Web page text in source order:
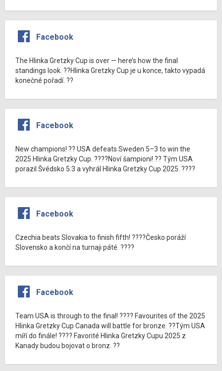
Facebook
The Hlinka Gretzky Cup is over — here’s how the final
standings look. ??Hlinka Gretzky Cup je u konce, takto vypadá
konečné pořadí. ??
Facebook
New champions! ?? USA defeats Sweden 5–3 to win the
2025 Hlinka Gretzky Cup. ????Noví šampioni! ?? Tým USA
porazil Švédsko 5:3 a vyhrál Hlinka Gretzky Cup 2025. ????
Facebook
Czechia beats Slovakia to finish fifth! ????Česko poráží
Slovensko a končí na turnaji páté. ????
Facebook
Team USA is through to the final! ???? Favourites of the 2025
Hlinka Gretzky Cup Canada will battle for bronze. ??Tým USA
míří do finále! ???? Favorité Hlinka Gretzky Cupu 2025 z
Kanady budou bojovat o bronz. ??